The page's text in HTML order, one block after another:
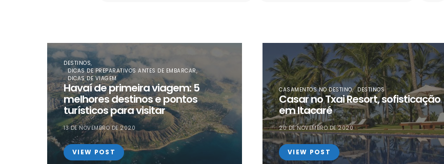
DESTINOS
DICAS DE PREPARATIVOS ANTES DE EMBARCAR
DICAS DE VIAGEM
Havaí de primeira viagem: 5
melhores destinos e pontos
turísticos para visitar
13 DE NOVEMBRO DE 2020
VIEW POST
CASAMENTOS NO DESTINO DESTINOS
Casar no Txai Resort, sofisticação
em Itacaré
20 DE NOVEMBRO DE 2020
VIEW POST